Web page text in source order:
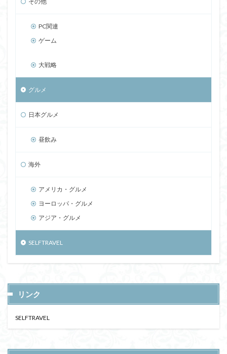
PC関連
ゲーム
大戦略
グルメ
日本グルメ
昼飲み
海外
アメリカ・グルメ
ヨーロッパ・グルメ
アジア・グルメ
SELFTRAVEL
リンク
SELFTRAVEL